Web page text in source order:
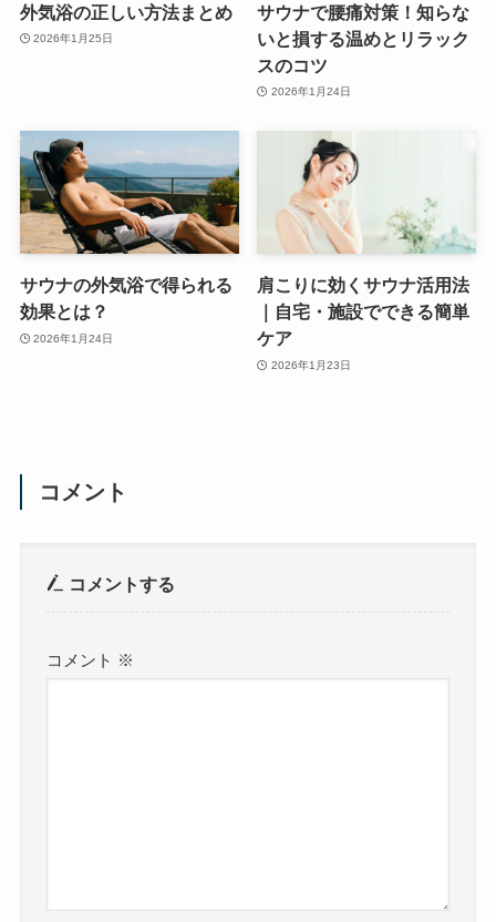
外気浴の正しい方法まとめ
2026年1月25日
サウナで腰痛対策！知らな
いと損する温めとリラック
スのコツ
2026年1月24日
サウナの外気浴で得られる
効果とは？
2026年1月24日
肩こりに効くサウナ活用法
｜自宅・施設でできる簡単
ケア
2026年1月23日
コメント
コメントする
コメント ※